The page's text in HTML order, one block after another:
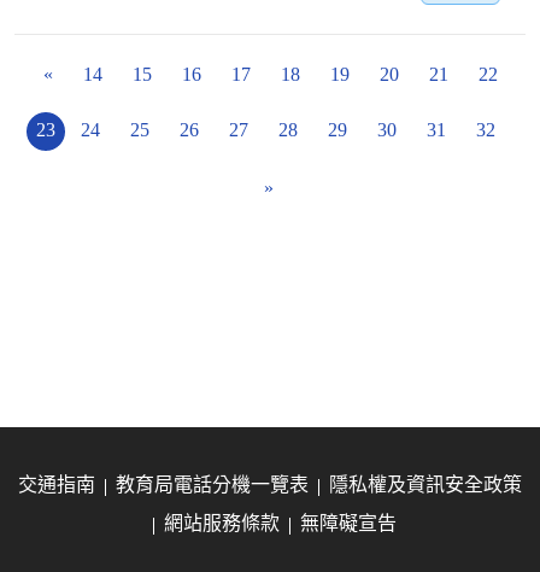
« 14 15 16 17 18 19 20 21 22
23 24 25 26 27 28 29 30 31 32
»
交通指南 教育局電話分機一覽表
隱私權及資訊安全政策
網站服務條款
無障礙宣告